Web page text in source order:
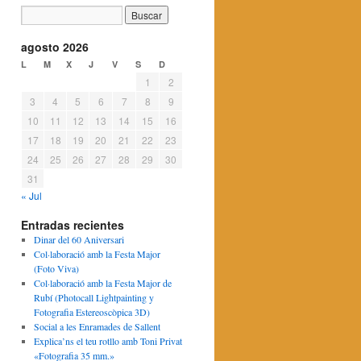
agosto 2026
L M X J V S D
1
2
3
4 5 6 7 8
9
10
11 12 13 14 15
16
17
18 19 20 21 22
23
24
25 26 27 28 29
30
31
« Jul
Entradas recientes
Dinar del 60 Aniversari
Col·laboració amb la Festa Major
(Foto Viva)
Col·laboració amb la Festa Major de
Rubí (Photocall Lightpainting y
Fotografia Estereoscòpica 3D)
Social a les Enramades de Sallent
Explica’ns el teu rotllo amb Toni Privat
«Fotografia 35 mm.»